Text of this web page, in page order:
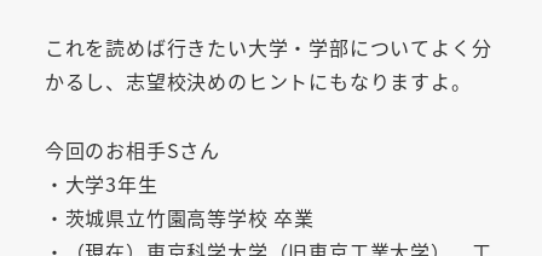
これを読めば行きたい大学・学部についてよく分
かるし、志望校決めのヒントにもなりますよ。
今回のお相手Sさん
・大学3年生
・茨城県立竹園高等学校 卒業